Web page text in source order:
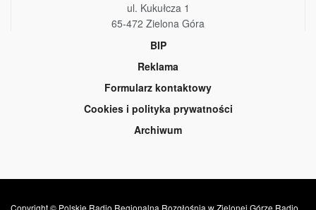
ul. Kukułcza 1
65-472 Zielona Góra
BIP
Reklama
Formularz kontaktowy
Cookies i polityka prywatności
Archiwum